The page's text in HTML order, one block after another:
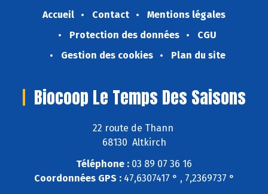
Accueil Contact
Mentions légales
Protection des données
CGU
Gestion des cookies
Plan du site
Biocoop Le Temps Des Saisons
22 route de Thann
68130 Altkirch
Téléphone : 03 89 07 36 16
Coordonnées GPS :47,6307417 ° , 7,2369737 °